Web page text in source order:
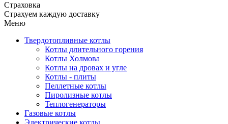
Страховка
Страхуем каждую доставку
Меню
Твердотопливные котлы
Котлы длительного горения
Котлы Холмова
Котлы на дровах и угле
Котлы - плиты
Пеллетные котлы
Пиролизные котлы
Теплогенераторы
Газовые котлы
Электрические котлы